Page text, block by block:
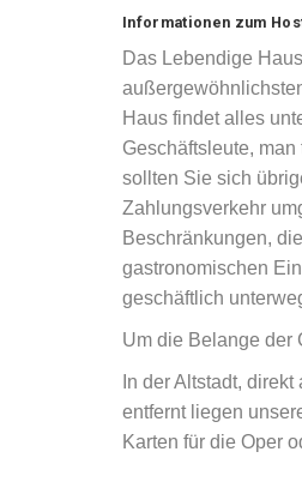
Informationen zum
Das Lebendige
Haus findet alles
Geschäftsleute,
sollten Sie sich
Zahlungsverkehr
Beschränkungen,
gastronomischen
geschäftlich
Um die Belange der
In der Altstadt,
entfernt liegen
Karten für die Oper